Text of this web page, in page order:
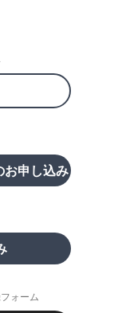
お申し込み
ォーム